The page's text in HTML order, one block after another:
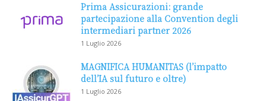
Prima Assicurazioni: grande
partecipazione alla Convention degli
intermediari partner 2026
1 Luglio 2026
MAGNIFICA HUMANITAS (l’impatto
dell’IA sul futuro e oltre)
1 Luglio 2026